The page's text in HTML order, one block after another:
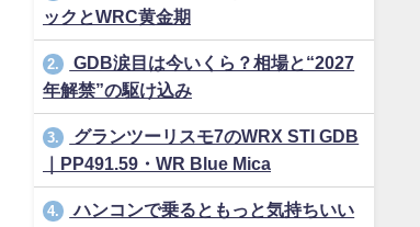
ックとWRC黄金期
2.
GDB涙目は今いくら？相場と“2027
年解禁”の駆け込み
3.
グランツーリスモ7のWRX STI GDB
｜PP491.59・WR Blue Mica
4.
ハンコンで乗るともっと気持ちいい